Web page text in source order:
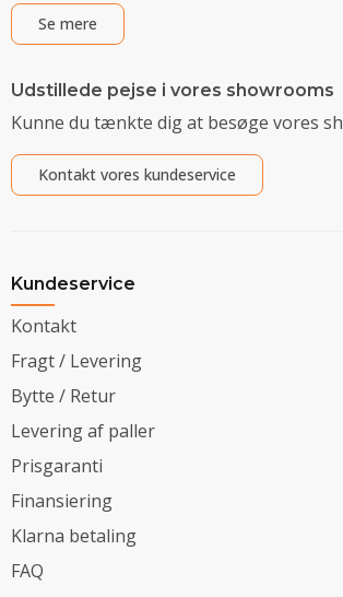
Se mere
Udstillede pejse i vores showrooms
Kunne du tænkte dig at besøge vores
Kontakt vores kundeservice
Kundeservice
Kontakt
Fragt / Levering
Bytte / Retur
Levering af paller
Prisgaranti
Finansiering
Klarna betaling
FAQ